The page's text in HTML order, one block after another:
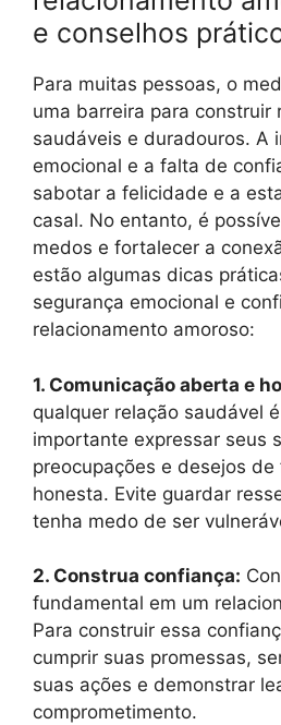
e conselhos
Para muitas pessoas, o
uma barreira para construir
saudáveis e duradouros. A
emocional e a falta de
sabotar a felicidade e a
casal. No entanto, é
medos e fortalecer a
estão algumas dicas
segurança emocional e
relacionamento amoroso:
1. Comunicação aberta e
qualquer relação saudável
importante expressar seus
preocupações e desejos de
honesta. Evite guardar
tenha medo de ser
2. Construa confiança:
fundamental em um
Para construir essa
cumprir suas promessas,
suas ações e demonstrar
comprometimento.